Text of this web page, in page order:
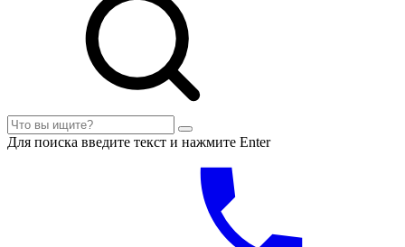
Для поиска введите текст и нажмите Enter